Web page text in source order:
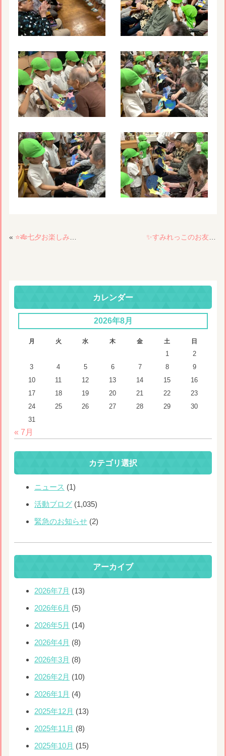
« ⭐️🎋七夕お楽しみ会🎋⭐️ ✨すみれっこのお友だちとECC&リトミック✨
カレンダー
2026年8月
月 火 水 木 金 土 日
1
2
3
4 5 6 7 8
9
10
11 12 13 14 15
16
17
18 19 20 21 22
23
24
25 26 27 28 29
30
31
« 7月
カテゴリ選択
ニュース (1)
活動ブログ (1,035)
緊急のお知らせ (2)
アーカイブ
2026年7月 (13)
2026年6月 (5)
2026年5月 (14)
2026年4月 (8)
2026年3月 (8)
2026年2月 (10)
2026年1月 (4)
2025年12月 (13)
2025年11月 (8)
2025年10月 (15)